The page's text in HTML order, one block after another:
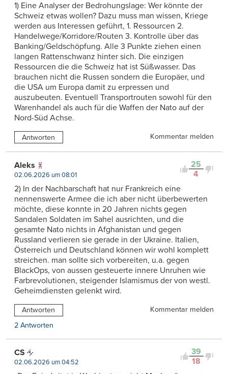
1) Eine Analyser der Bedrohungslage: Wer könnte der
Schweiz etwas wollen? Dazu muss man wissen, Kriege
werden aus Interessen geführt, 1. Ressourcen 2.
Handelwege/Korridore/Routen 3. Kontrolle über das
Banking/Geldschöpfung. Alle 3 Punkte ziehen einen
langen Rattenschwanz hinter sich. Die einzigen
Ressourcen die die Schweiz hat ist Süßwasser. Das
brauchen nicht die Russen sondern die Europäer, und
die USA um Europa damit zu erpressen und
auszubeuten. Eventuell Transportrouten sowohl für den
Warenhandel als auch für die Waffen der Nato auf der
Nord-Süd Achse.
Antworten Kommentar melden
25
4
Aleks
02.06.2026 um 08:01
2) In der Nachbarschaft hat nur Frankreich eine
nennenswerte Armee die ich aber nicht überbewerten
möchte, diese konnte in 20 Jahren nichts gegen
Sandalen Soldaten im Sahel ausrichten, und die
gesamte Nato nichts in Afghanistan und gegen
Russland verlieren sie gerade in der Ukraine. Italien,
Österreich und Deutschland können wir wohl komplett
streichen. man sollte sich vorbereiten, u.a. gegen
BlackOps, von aussen gesteuerte innere Unruhen wie
Farbrevolutionen, steigender Islamismus der von westl.
Geheimdiensten gelenkt wird.
Antworten
Kommentar melden
2 Antworten
39
18
CS
02.06.2026 um 04:52